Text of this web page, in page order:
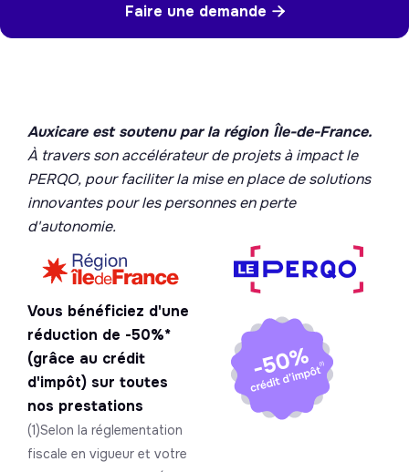
Faire une demande 
Auxicare est soutenu par la région Île-de-France.
À travers son accélérateur de projets à impact le
PERQO, pour faciliter la mise en place de solutions
innovantes pour les personnes en perte
d'autonomie.
Vous bénéficiez d'une
réduction de -50%*
(grâce au crédit
d'impôt) sur toutes
nos prestations
(1)Selon la réglementation
fiscale en vigueur et votre